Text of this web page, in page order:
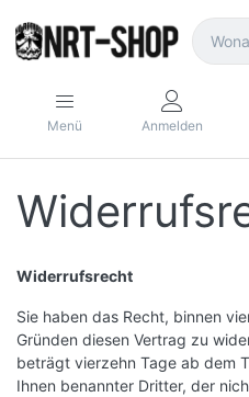
Menü Anmelden
Widerrufsrecht
Sie haben das Recht, binnen
Gründen diesen Vertrag zu
beträgt vierzehn Tage ab dem
Ihnen benannter Dritter, der